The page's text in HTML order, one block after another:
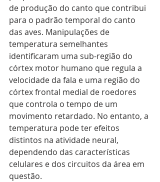
de produção do canto que contribui
para o padrão temporal do canto
das aves. Manipulações de
temperatura semelhantes
identificaram uma sub-região do
córtex motor humano que regula a
velocidade da fala e uma região do
córtex frontal medial de roedores
que controla o tempo de um
movimento retardado. No entanto, a
temperatura pode ter efeitos
distintos na atividade neural,
dependendo das características
celulares e dos circuitos da área em
questão.